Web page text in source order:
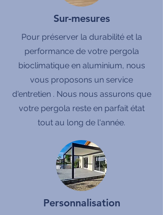
Sur-mesures
Pour préserver la durabilité et la
performance de votre pergola
bioclimatique en aluminium, nous
vous proposons un service
d'entretien . Nous nous assurons que
votre pergola reste en parfait état
tout au long de l'année.
Personnalisation